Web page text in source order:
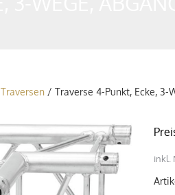
Traversen/ Traverse 4-Punkt, Ecke, 3-
inkl.